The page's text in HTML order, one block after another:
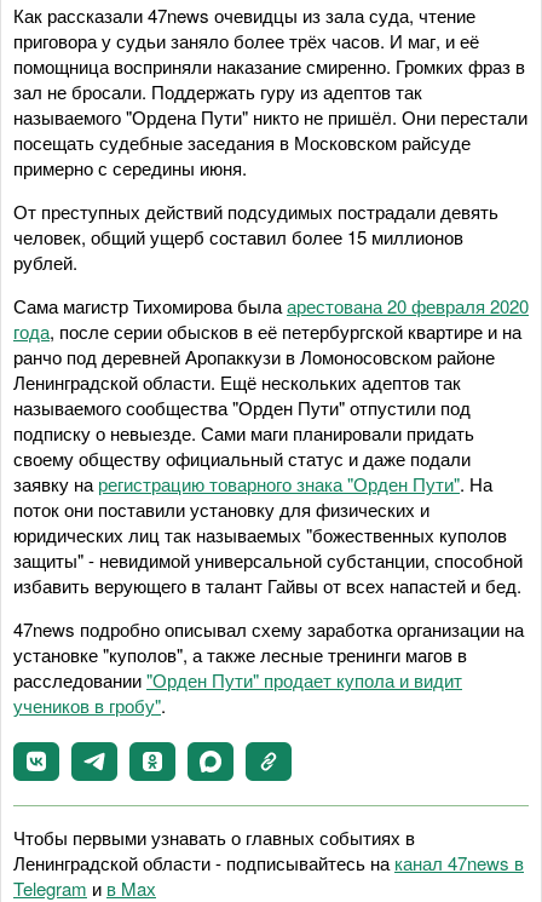
Как рассказали 47news очевидцы из зала суда, чтение
приговора у судьи заняло более трёх часов. И маг, и её
помощница восприняли наказание смиренно. Громких фраз в
зал не бросали. Поддержать гуру из адептов так
называемого "Ордена Пути" никто не пришёл. Они перестали
посещать судебные заседания в Московском райсуде
примерно с середины июня.
От преступных действий подсудимых пострадали девять
человек, общий ущерб составил более 15 миллионов
рублей.
Сама магистр Тихомирова былаарестована 20 февраля 2020
года, после серии обысков в её петербургской квартире и на
ранчо под деревней Аропаккузи в Ломоносовском районе
Ленинградской области. Ещё нескольких адептов так
называемого сообщества "Орден Пути" отпустили под
подписку о невыезде. Сами маги планировали придать
своему обществу официальный статус и даже подали
заявку на регистрацию товарного знака "Орден Пути". На
поток они поставили установку для физических и
юридических лиц так называемых "божественных куполов
защиты" - невидимой универсальной субстанции, способной
избавить верующего в талант Гайвы от всех напастей и бед.
47news подробно описывал схему заработка организации на
установке "куполов", а также лесные тренинги магов в
расследовании"Орден Пути" продает купола и видит
учеников в гробу".
Чтобы первыми узнавать о главных событиях в
Ленинградской области - подписывайтесь на канал 47news в
Telegram и в Maх